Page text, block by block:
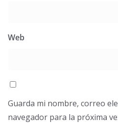
Web
Guarda mi nombre, correo
navegador para la próxima